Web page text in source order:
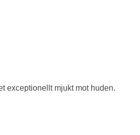
exceptionellt mjukt mot huden.